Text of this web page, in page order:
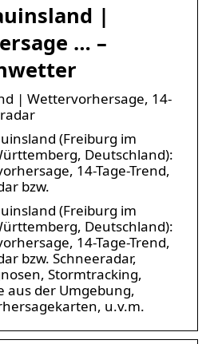
|
… –
| Wettervorhersage, 14-
(Freiburg im
Deutschland):
14-Tage-Trend,
bzw.
(Freiburg im
Deutschland):
14-Tage-Trend,
bzw. Schneeradar,
Stormtracking,
aus der Umgebung,
u.v.m.